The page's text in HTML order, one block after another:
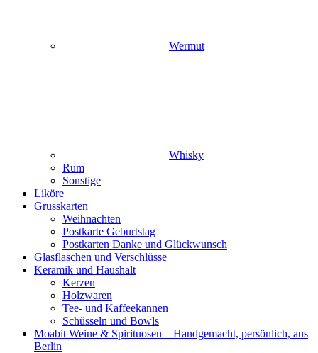
Wermut
Whisky
Rum
Sonstige
Liköre
Grusskarten
Weihnachten
Postkarte Geburtstag
Postkarten Danke und Glückwunsch
Glasflaschen und Verschlüsse
Keramik und Haushalt
Kerzen
Holzwaren
Tee- und Kaffeekannen
Schüsseln und Bowls
Moabit Weine & Spirituosen – Handgemacht, persönlich, aus
Berlin